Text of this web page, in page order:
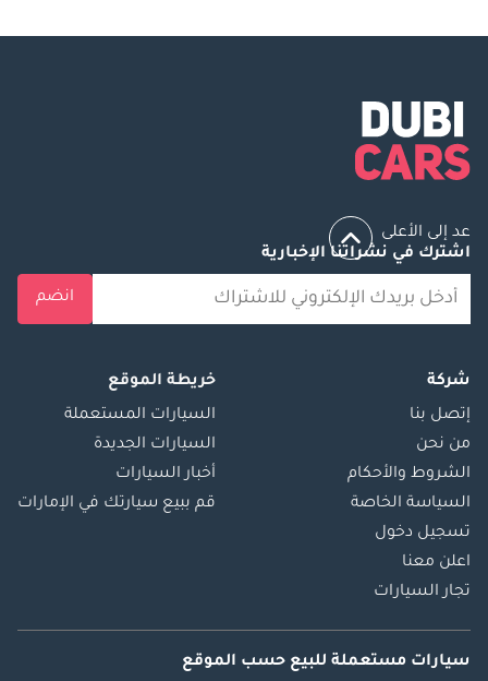
عد إلى الأعلى
اشترك في نشراتنا الإخبارية
انضم
شركة
إتصل بنا
من نحن
الشروط والأحكام
السياسة الخاصة
تسجيل دخول
اعلن معنا
تجار السيارات
خريطة الموقع
السيارات المستعملة
السيارات الجديدة
أخبار السيارات
قم ببيع سيارتك في الإمارات
سيارات مستعملة للبيع حسب الموقع